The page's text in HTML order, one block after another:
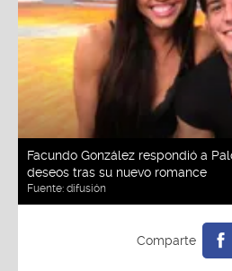
Facundo González respondió a
deseos tras su nuevo romance
Fuente: difusión